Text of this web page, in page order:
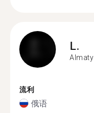
L.
Almaty
流利
俄语